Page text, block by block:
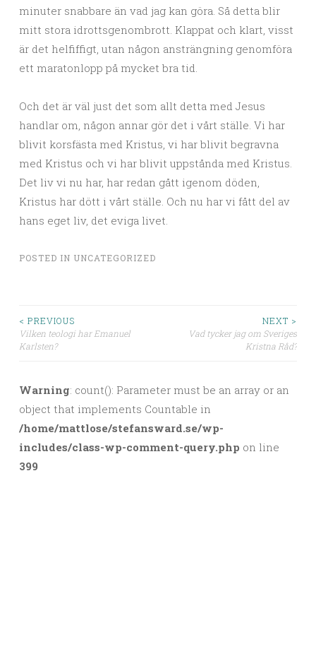
minuter snabbare än vad jag kan göra. Så detta blir
mitt stora idrottsgenombrott. Klappat och klart, visst
är det helfiffigt, utan någon ansträngning genomföra
ett maratonlopp på mycket bra tid.
Och det är väl just det som allt detta med Jesus
handlar om, någon annar gör det i vårt ställe. Vi har
blivit korsfästa med Kristus, vi har blivit begravna
med Kristus och vi har blivit uppstånda med Kristus.
Det liv vi nu har, har redan gått igenom döden,
Kristus har dött i vårt ställe. Och nu har vi fått del av
hans eget liv, det eviga livet.
POSTED IN UNCATEGORIZED
Post navigation
< PREVIOUS
Vilken teologi har Emanuel
Karlsten?
NEXT >
Vad tycker jag om Sveriges
Kristna Råd?
Warning: count(): Parameter must be an array or an
object that implements Countable in
/home/mattlose/stefansward.se/wp-
includes/class-wp-comment-query.php on line
399